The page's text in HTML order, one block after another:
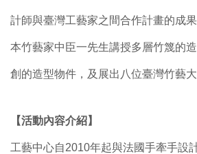
計師與臺灣工藝家之間合作計畫的成
本竹藝家中臣一先生講授多層竹篾的
創的造型物件，及展出八位臺灣竹藝大
【活動內容介紹】
工藝中心自2010年起與法國手牽手設